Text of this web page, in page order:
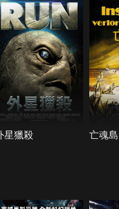
星獵殺 亡魂島